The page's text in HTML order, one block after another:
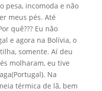
pesa, incomoda e não
meus pés. Até
quê??? Eu não
e agora na Bolívia, o
somente. Aí deu
molharam, eu tive
Na
térmica de lã, bem